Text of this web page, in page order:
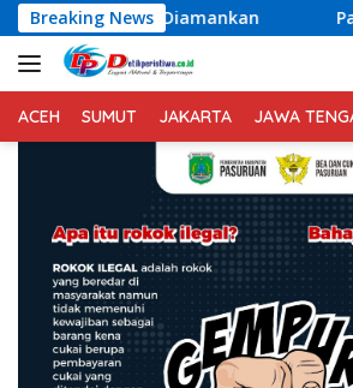
Langsung
ke
konten
Breaking News Pastikan Situasi
ACEH SUMUT JAKARTA JAWA